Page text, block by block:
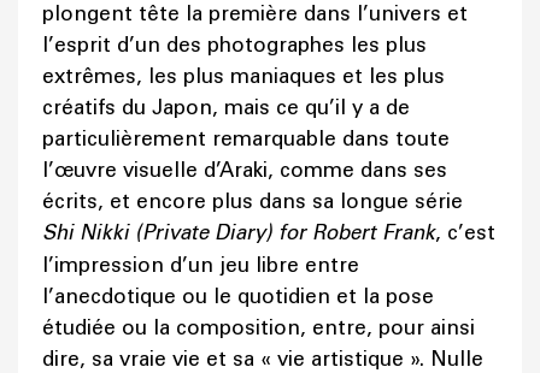
plongent tête la première dans l’univers et
l’esprit d’un des photographes les plus
extrêmes, les plus maniaques et les plus
créatifs du Japon, mais ce qu’il y a de
particulièrement remarquable dans toute
l’œuvre visuelle d’Araki, comme dans ses
écrits, et encore plus dans sa longue série
Shi Nikki (Private Diary) for Robert Frank, c’est
l’impression d’un jeu libre entre
l’anecdotique ou le quotidien et la pose
étudiée ou la composition, entre, pour ainsi
dire, sa vraie vie et sa « vie artistique ». Nulle